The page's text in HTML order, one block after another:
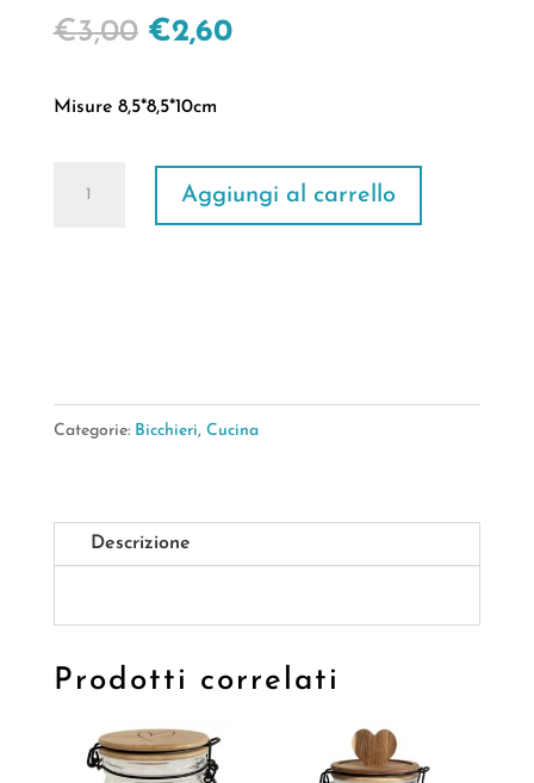
€3,00 Il
originale
€3,00.
€2,60Il
€2,60.
Misure 8,5*8,5*10cm
Aggiungi al carrello
Categorie: Bicchieri, Cucina
Descrizione
Prodotti correlati